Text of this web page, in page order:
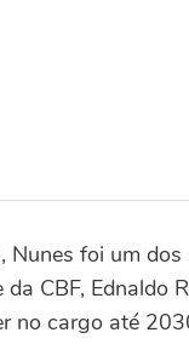
Nunes foi um
CBF, Ednaldo
no cargo até